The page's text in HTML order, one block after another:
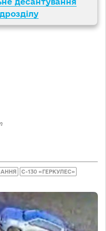
С-130 «ГЕРКУЛЕС»